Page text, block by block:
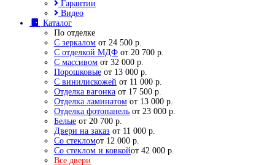
Гарантии
Видео
Каталог
По отделке
С зеркалом от 24 500 р.
С отделкой МДФ от 20 700 р.
С массивом от 32 000 р.
Порошковые от 13 000 р.
С винилискожей от 11 000 р.
Отделка вагонка от 17 500 р.
Отделка ламинатом от 13 000 р.
Отделка фотопанель от 23 000 р.
Белые от 20 700 р.
Двери на заказ от 11 000 р.
Со стекломот 12 000 р.
Со стеклом и ковкойот 42 000 р.
Все двери